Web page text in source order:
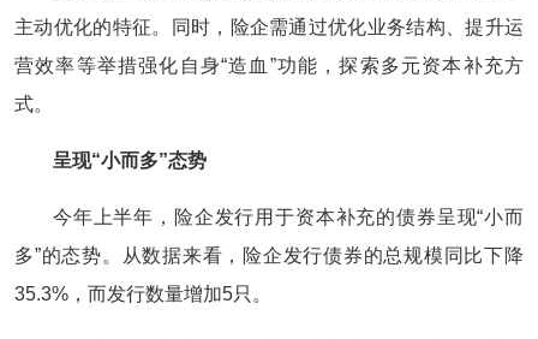
主动优化的特征。同时，险企需通过优化业务结构、提升运
营效率等举措强化自身“造血”功能，探索多元资本补充方
式。
呈现“小而多”态势
今年上半年，险企发行用于资本补充的债券呈现“小而
多”的态势。从数据来看，险企发行债券的总规模同比下降
35.3%，而发行数量增加5只。